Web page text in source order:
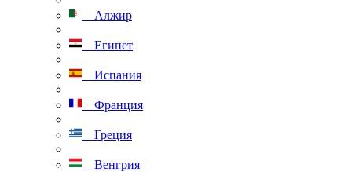
Алжир
Египет
Испания
Франция
Греция
Венгрия